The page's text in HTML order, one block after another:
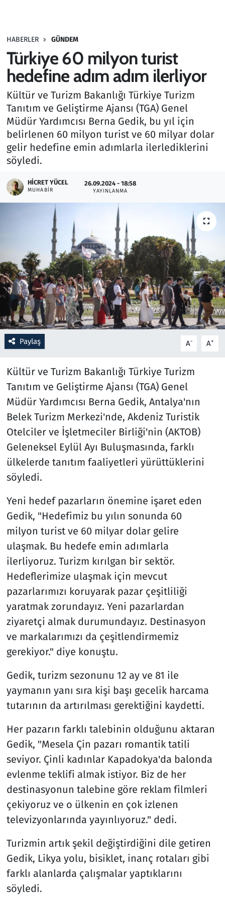
HABERLER GÜNDEM
Türkiye 60 milyon turist
hedefine adım adım ilerliyor
Kültür ve Turizm Bakanlığı Türkiye Turizm
Tanıtım ve Geliştirme Ajansı (TGA) Genel
Müdür Yardımcısı Berna Gedik, bu yıl için
belirlenen 60 milyon turist ve 60 milyar dolar
gelir hedefine emin adımlarla ilerlediklerini
söyledi.
HICRET YÜCEL
MUHABIR
26.09.2024 - 18:58
YAYINLANMA
Paylaş A- A+
Kültür ve Turizm Bakanlığı Türkiye Turizm
Tanıtım ve Geliştirme Ajansı (TGA) Genel
Müdür Yardımcısı Berna Gedik, Antalya'nın
Belek Turizm Merkezi'nde, Akdeniz Turistik
Otelciler ve İşletmeciler Birliği'nin (AKTOB)
Geleneksel Eylül Ayı Buluşmasında, farklı
ülkelerde tanıtım faaliyetleri yürüttüklerini
söyledi.
Yeni hedef pazarların önemine işaret eden
Gedik, "Hedefimiz bu yılın sonunda 60
milyon turist ve 60 milyar dolar gelire
ulaşmak. Bu hedefe emin adımlarla
ilerliyoruz. Turizm kırılgan bir sektör.
Hedeflerimize ulaşmak için mevcut
pazarlarımızı koruyarak pazar çeşitliliği
yaratmak zorundayız. Yeni pazarlardan
ziyaretçi almak durumundayız. Destinasyon
ve markalarımızı da çeşitlendirmemiz
gerekiyor." diye konuştu.
Gedik, turizm sezonunu 12 ay ve 81 ile
yaymanın yanı sıra kişi başı gecelik harcama
tutarının da artırılması gerektiğini kaydetti.
Her pazarın farklı talebinin olduğunu aktaran
Gedik, "Mesela Çin pazarı romantik tatili
seviyor. Çinli kadınlar Kapadokya'da balonda
evlenme teklifi almak istiyor. Biz de her
destinasyonun talebine göre reklam filmleri
çekiyoruz ve o ülkenin en çok izlenen
televizyonlarında yayınlıyoruz." dedi.
Turizmin artık şekil değiştirdiğini dile getiren
Gedik, Likya yolu, bisiklet, inanç rotaları gibi
farklı alanlarda çalışmalar yaptıklarını
söyledi.
Haber
Kültür Sanat
Kurumsal Haberler
Lezzet Durağı
Memur ve Kamu
Ramazan
Resmi İlanlar
Rüya Tabirleri
Sağlık
Savunma Sanayi
Seçim 2023
Spor
Teknoloji ve Bilim
Televizyon